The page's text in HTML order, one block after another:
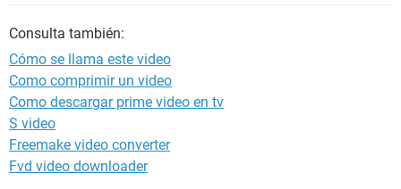
Consulta también:
Cómo se llama este video
Como comprimir un video
Como descargar prime video en tv
S video
Freemake video converter
Fvd video downloader